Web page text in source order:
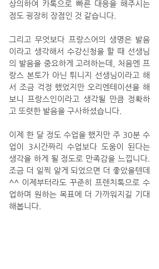
상의하여 카톡으로 빠른 대응을 해주시는
점도 굉장히 장점인 것 같습니다.
그리고 무엇보다 프랑스어의 생명은 발음
이라고 생각해서 수강신청을 할 때 선생님
의 발음을 중요하게 고려하는데, 처음엔 프
랑스 본토가 아닌 튀니지 선생님이라고 해
서 조금 걱정 했었지만 오리엔테이션을 해
보니 프랑스인이라고 생각될 만큼 정확하
고 또렷한 발음을 구사하셨습니다.
이제 한 달 정도 수업을 했지만 주 30분 수
업이 3시간짜리 수업보다 도움이 된다는
생각을 하게 될 정도로 만족감을 느낍니다.
조금 더 일찍 알게 되었으면 더 좋았을텐데
^^ 이제부터라도 꾸준히 프렌치톡으로 수
업하며 원하는 목표에 더 가까워지길 기대
해봅니다.